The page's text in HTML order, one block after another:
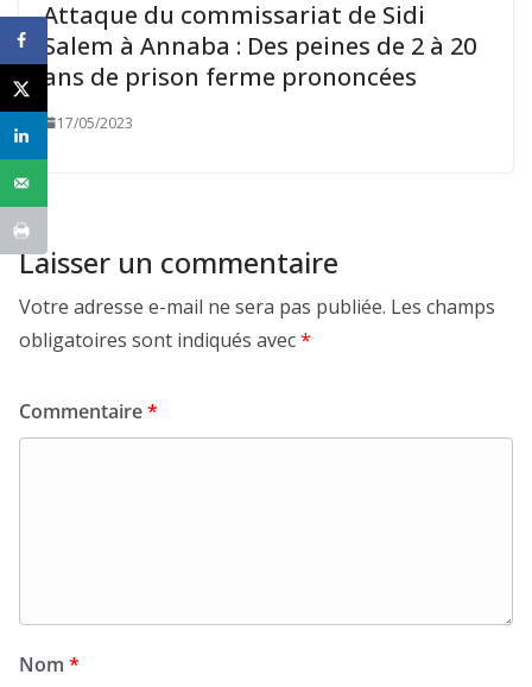
Attaque du commissariat de Sidi
Salem à Annaba : Des peines de 2 à 20
ans de prison ferme prononcées
17/05/2023
Laisser un commentaire
Votre adresse e-mail ne sera pas publiée. Les champs
obligatoires sont indiqués avec*
Commentaire*
Nom *